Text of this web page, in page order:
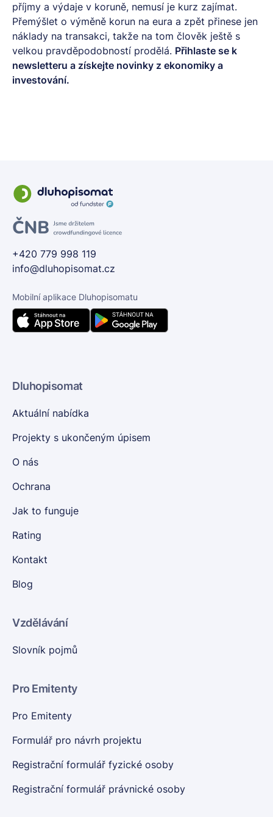
příjmy a výdaje v koruně, nemusí je kurz zajímat.
Přemýšlet o výměně korun na eura a zpět přinese jen
náklady na transakci, takže na tom člověk ještě s
velkou pravděpodobností prodělá. Přihlaste se k
newsletteru a získejte novinky z ekonomiky a
investování.
+420 779 998 119
info@dluhopisomat.cz
Mobilní aplikace Dluhopisomatu
Dluhopisomat
Aktuální nabídka
Projekty s ukončeným úpisem
O nás
Ochrana
Jak to funguje
Rating
Kontakt
Blog
Vzdělávání
Slovník pojmů
Pro Emitenty
Pro Emitenty
Formulář pro návrh projektu
Registrační formulář fyzické osoby
Registrační formulář právnické osoby